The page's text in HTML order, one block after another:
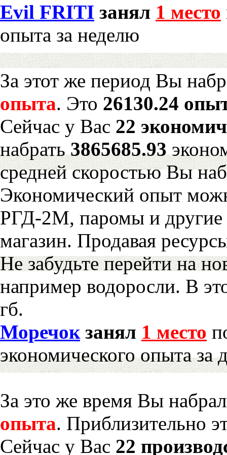
Evil FRITI занял 1 место
опыта за неделю
За этот же период Вы
опыта. Это 26130.24
Сейчас у Вас 22
набрать3865685.93
средней скоростью Вы
Экономический опыт
РГД-2М, паромы и другие
магазин. Продавая
Не забудьте перейти на
например водоросли. В
гб.
Моречокзанял 1 место
экономического опыта за
За это же время Вы
опыта. Приблизительно
Сейчас у Вас 22